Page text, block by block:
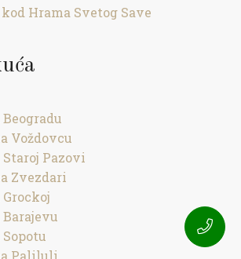
Hrama Svetog Save
Voždovcu
Pazovi
Zvezdari
Barajevu
Paliluli